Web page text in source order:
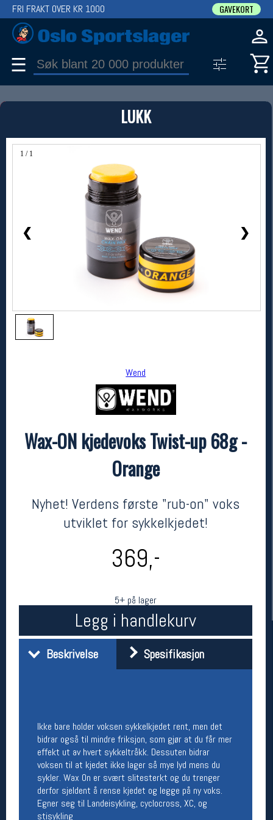
LUKK
1 / 1
❮ ❯
Wend
Wax-ON kjedevoks Twist-up 68g -
Orange
Nyhet! Verdens første "rub-on" voks
utviklet for sykkelkjedet!
369,-
5+ på lager
Legg i handlekurv
Beskrivelse Spesifikasjon
Ikke bare holder voksen sykkelkjedet rent, men det
bidrar også til mindre friksjon, som gjør at du får mer
effekt ut av hvert sykkeltråkk. ​Dessuten bidrar
voksen til at kjedet ikke lager så mye lyd mens du
sykler. Wax On er svært slitesterkt og du trenger
derfor sjeldent å rense kjedet og legge på ny voks.
Egner seg til Landeisykling, cyclocross, XC, og
stisykling​
FRI FRAKT OVER KR 1000 GAVEKORT
☰
PRODUKT
Produkter (1)
Bruk filter til å spisse søket
Wend
Wax-ON kjedevoks Twist-up 68g - Orange
kr 369
Torggata 20
0183 Oslo
Telefon: 23 32 62 00
(telefontid man-fredag klokken 10-13)
Vis i kart
Om oss
Kontakt oss